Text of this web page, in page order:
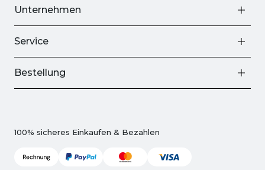
Unternehmen
Service
Bestellung
100% sicheres Einkaufen & Bezahlen